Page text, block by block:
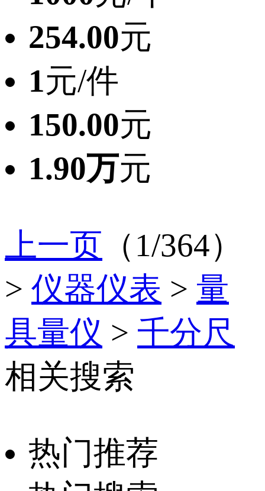
254.00元
1元/件
150.00元
1.90万元
上一页 （1/364）
> 仪器仪表 > 量
具量仪 > 千分尺
相关搜索
热门推荐